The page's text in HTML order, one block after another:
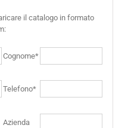
il catalogo in formato
Cognome*
Telefono*
Azienda